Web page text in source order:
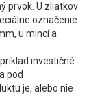
prvok. U zliatkov
označenie
u mincí a
investičné
pod
je, alebo nie